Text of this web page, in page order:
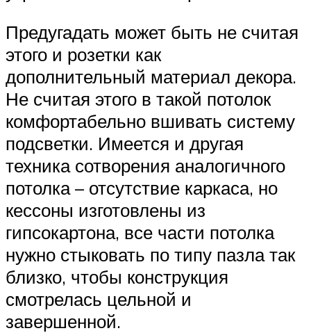
Предугадать может быть не считая
этого и розетки как
дополнительный материал декора.
Не считая этого в такой потолок
комфортабельно вшивать систему
подсветки. Имеется и другая
техника сотворения аналогичного
потолка – отсутствие каркаса, но
кессоны изготовлены из
гипсокартона, все части потолка
нужно стыковать по типу пазла так
близко, чтобы конструкция
смотрелась цельной и
завершенной.